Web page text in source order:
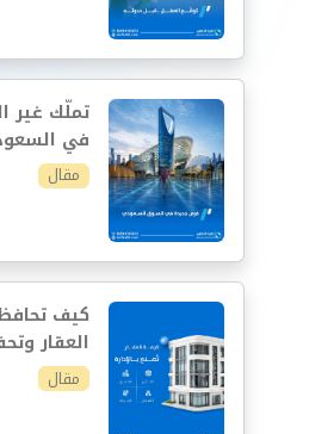
تملّك غير
في
وإدارة
مقال
كيف
العقار
مستدامًا
مقال